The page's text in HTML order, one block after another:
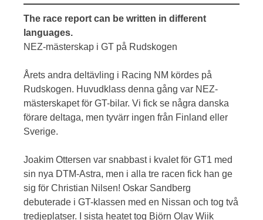
The race report can be written in different
languages.
NEZ-mästerskap i GT på Rudskogen
Årets andra deltävling i Racing NM kördes på
Rudskogen. Huvudklass denna gång var NEZ-
mästerskapet för GT-bilar. Vi fick se några danska
förare deltaga, men tyvärr ingen från Finland eller
Sverige.
Joakim Ottersen var snabbast i kvalet för GT1 med
sin nya DTM-Astra, men i alla tre racen fick han ge
sig för Christian Nilsen! Oskar Sandberg
debuterade i GT-klassen med en Nissan och tog två
tredjeplatser. I sista heatet tog Björn Olav Wiik